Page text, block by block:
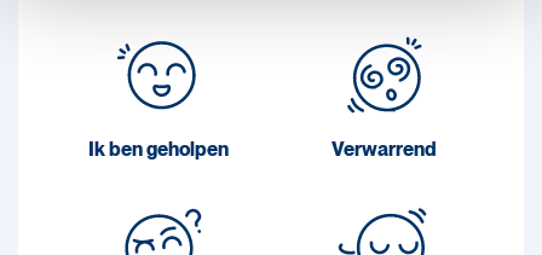
Ik ben geholpen Verwarrend